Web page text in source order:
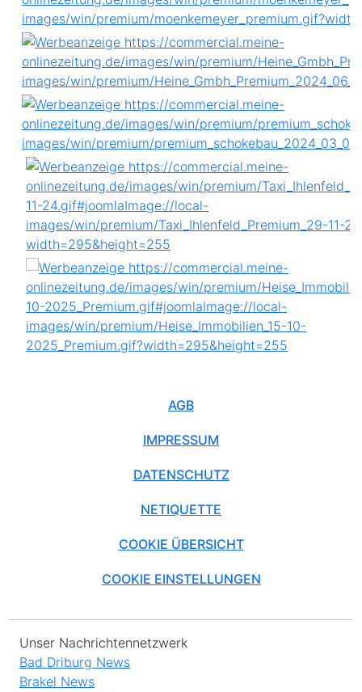
AGB
IMPRESSUM
DATENSCHUTZ
NETIQUETTE
COOKIE ÜBERSICHT
COOKIE EINSTELLUNGEN
Unser Nachrichtennetzwerk
Bad Driburg News
Brakel News